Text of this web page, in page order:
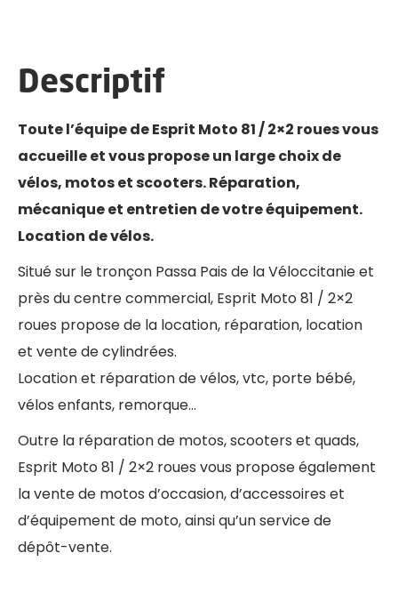
Descriptif
Toute l’équipe de Esprit Moto 81 / 2×2 roues vous
accueille et vous propose un large choix de
vélos, motos et scooters. Réparation,
mécanique et entretien de votre équipement.
Location de vélos.
Situé sur le tronçon Passa Pais de la Véloccitanie et
près du centre commercial, Esprit Moto 81 / 2×2
roues propose de la location, réparation, location
et vente de cylindrées.
Location et réparation de vélos, vtc, porte bébé,
vélos enfants, remorque…
Outre la réparation de motos, scooters et quads,
Esprit Moto 81 / 2×2 roues vous propose également
la vente de motos d’occasion, d’accessoires et
d’équipement de moto, ainsi qu’un service de
dépôt-vente.